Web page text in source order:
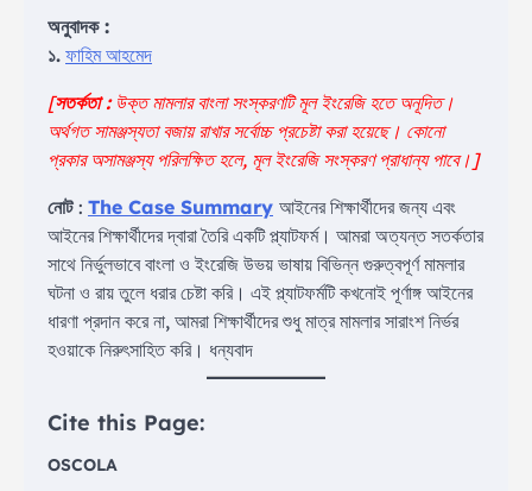
অনুবাদক :
১. ফাহিম আহমেদ
[সতর্কতা :উক্ত মামলার বাংলা সংস্করণটি মূল ইংরেজি হতে অনূদিত।
অর্থগত সামঞ্জস্যতা বজায় রাখার সর্বোচ্চ প্রচেষ্টা করা হয়েছে। কোনো
প্রকার অসামঞ্জস্য পরিলক্ষিত হলে, মূল ইংরেজি সংস্করণ প্রাধান্য পাবে। ]
নোট : The Case Summary আইনের শিক্ষার্থীদের জন্য এবং
আইনের শিক্ষার্থীদের দ্বারা তৈরি একটি প্ল্যাটফর্ম। আমরা অত্যন্ত সতর্কতার
সাথে নির্ভুলভাবে বাংলা ও ইংরেজি উভয় ভাষায় বিভিন্ন গুরুত্বপূর্ণ মামলার
ঘটনা ও রায় তুলে ধরার চেষ্টা করি। এই প্ল্যাটফর্মটি কখনোই পূর্ণাঙ্গ আইনের
ধারণা প্রদান করে না, আমরা শিক্ষার্থীদের শুধু মাত্র মামলার সারাংশ নির্ভর
হওয়াকে নিরুৎসাহিত করি। ধন্যবাদ
Cite this Page:
OSCOLA